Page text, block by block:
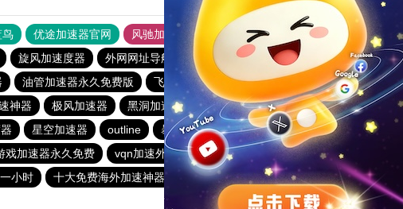
鸟 优途加速器官网 风驰加速器
旋风加速器
旋风加速度器 外网网址导航 软件中心 雷霆加速
狂飙加速器
油管加速器永久免费版
飞驰加速器15分钟试用
神器 极风加速器 黑洞加速噐
海外加速器七天试用
星空加速器 outline
暴雪vp永久免费加速器下载官网
戏加速器永久免费 vqn加速外网 outline
快连加速器app
小时 十大免费海外加速神器
黑洞加速器下载永久免费版